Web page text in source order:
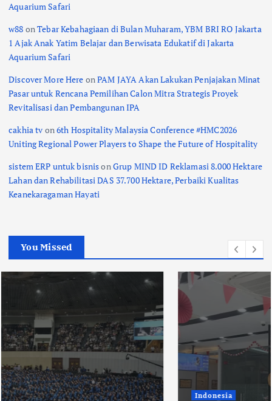
Aquarium Safari
w88 onTebar Kebahagiaan di Bulan Muharam, YBM BRI RO Jakarta
1 Ajak Anak Yatim Belajar dan Berwisata Edukatif di Jakarta
Aquarium Safari
Discover More Here onPAM JAYA Akan Lakukan Penjajakan Minat
Pasar untuk Rencana Pemilihan Calon Mitra Strategis Proyek
Revitalisasi dan Pembangunan IPA
cakhia tv on6th Hospitality Malaysia Conference #HMC2026
Uniting Regional Power Players to Shape the Future of Hospitality
sistem ERP untuk bisnisonGrup MIND ID Reklamasi 8.000 Hektare
Lahan dan Rehabilitasi DAS 37.700 Hektare, Perbaiki Kualitas
Keanekaragaman Hayati
You Missed
Indonesia